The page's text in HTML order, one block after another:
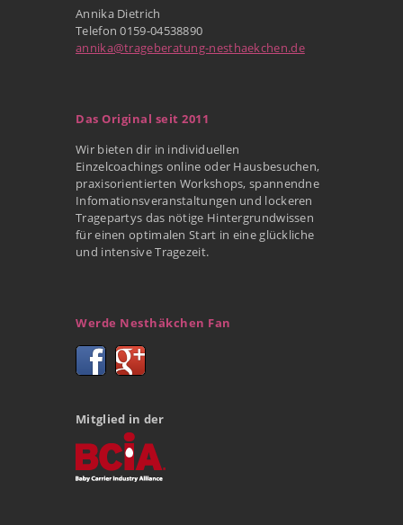
Annika Dietrich
Telefon 0159-04538890
annika@trageberatung-nesthaekchen.de
Das Original seit 2011
Wir bieten dir in individuellen
Einzelcoachings online oder Hausbesuchen,
praxisorientierten Workshops, spannendne
Infomationsveranstaltungen und lockeren
Tragepartys das nötige Hintergrundwissen
für einen optimalen Start in eine glückliche
und intensive Tragezeit.
Werde Nesthäkchen Fan
Mitglied in der